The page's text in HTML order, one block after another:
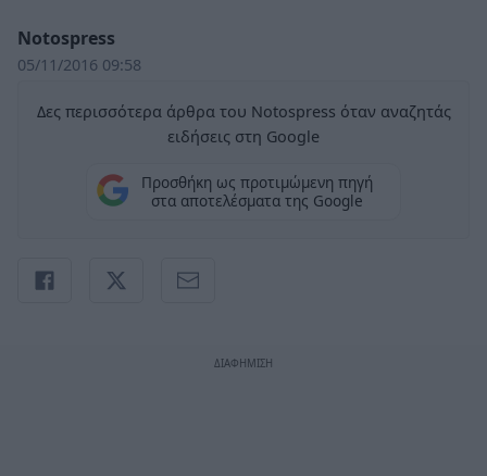
Notospress
05/11/2016 09:58
Δες περισσότερα άρθρα του Notospress όταν αναζητάς
ειδήσεις στη Google
Προσθήκη ως προτιμώμενη πηγή
στα αποτελέσματα της Google